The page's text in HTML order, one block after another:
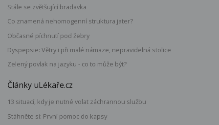
Stále se zvětšující bradavka
Co znamená nehomogenní struktura jater?
Občasné píchnutí pod žebry
Dyspepsie: Větry i při malé námaze, nepravidelná stolice
Zelený povlak na jazyku - co to může být?
Články uLékaře.cz
13 situací, kdy je nutné volat záchrannou službu
Stáhněte si: První pomoc do kapsy